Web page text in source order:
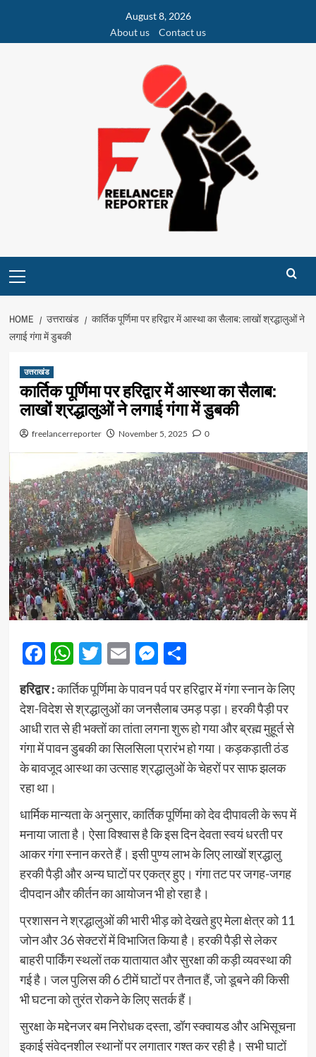
content
August 8, 2026
About us
Contact us
Menu
HOME उत्तराखंड
कार्तिक पूर्णिमा पर हरिद्वार में आस्था का सैलाब: लाखों श्रद्धालुओं ने
लगाई गंगा में डुबकी
उत्तराखंड
कार्तिक पूर्णिमा पर हरिद्वार में आस्था का सैलाब:
लाखों श्रद्धालुओं ने लगाई गंगा में डुबकी
freelancerreporter November 5, 2025 0
Facebook
WhatsApp
Twitter
EmailMessenger
Share
हरिद्वार :कार्तिक पूर्णिमा के पावन पर्व पर हरिद्वार में गंगा स्नान के लिए
देश-विदेश से श्रद्धालुओं का जनसैलाब उमड़ पड़ा। हरकी पैड़ी पर
आधी रात से ही भक्तों का तांता लगना शुरू हो गया और ब्रह्म मुहूर्त से
गंगा में पावन डुबकी का सिलसिला प्रारंभ हो गया। कड़कड़ाती ठंड
के बावजूद आस्था का उत्साह श्रद्धालुओं के चेहरों पर साफ झलक
रहा था।
धार्मिक मान्यता के अनुसार, कार्तिक पूर्णिमा को देव दीपावली के रूप में
मनाया जाता है। ऐसा विश्वास है कि इस दिन देवता स्वयं धरती पर
आकर गंगा स्नान करते हैं। इसी पुण्य लाभ के लिए लाखों श्रद्धालु
हरकी पैड़ी और अन्य घाटों पर एकत्र हुए। गंगा तट पर जगह-जगह
दीपदान और कीर्तन का आयोजन भी हो रहा है।
प्रशासन ने श्रद्धालुओं की भारी भीड़ को देखते हुए मेला क्षेत्र को 11
जोन और 36 सेक्टरों में विभाजित किया है। हरकी पैड़ी से लेकर
बाहरी पार्किंग स्थलों तक यातायात और सुरक्षा की कड़ी व्यवस्था की
गई है। जल पुलिस की 6 टीमें घाटों पर तैनात हैं, जो डूबने की किसी
भी घटना को तुरंत रोकने के लिए सतर्क हैं।
सुरक्षा के मद्देनजर बम निरोधक दस्ता, डॉग स्क्वायड और अभिसूचना
इकाई संवेदनशील स्थानों पर लगातार गश्त कर रही है। सभी घाटों